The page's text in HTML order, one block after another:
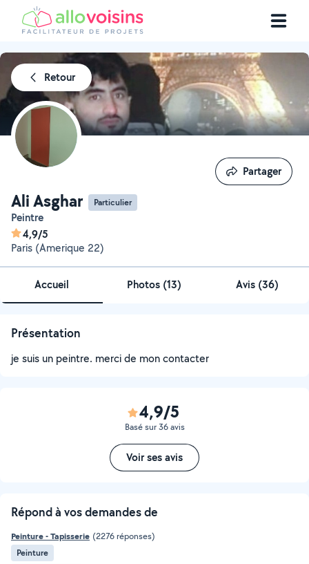
Retour
Ali Asghar Particulier
Peintre
4,9/5
Paris (Amerique 22)
Partager
Partager
Accueil Photos (13) Avis (36)
Présentation
je suis un peintre. merci de mon contacter
4,9/5
Basé sur 36 avis
Voir ses avis
Répond à vos demandes de
Peinture - Tapisserie (2276 réponses)
Peinture